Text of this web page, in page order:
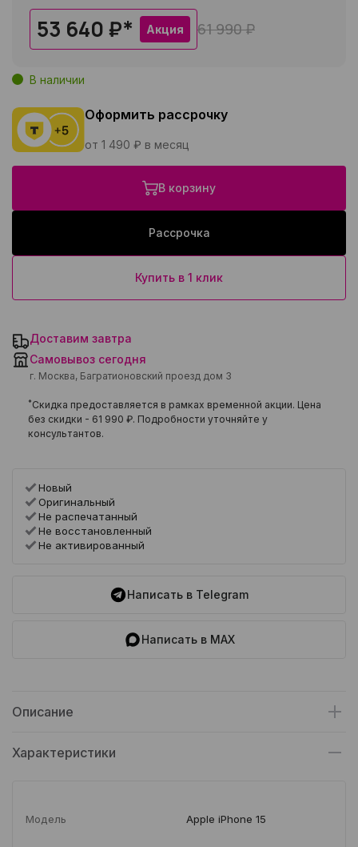
53 640 ₽* Акция 61 990 ₽
В наличии
Оформить рассрочку
от 1 490 ₽ в месяц
В корзину
Рассрочка
Купить в 1 клик
Доставим завтра
Самовывоз сегодня
г. Москва, Багратионовский проезд дом 3
*Скидка предоставляется в рамках временной акции. Цена
без скидки - 61 990 ₽. Подробности уточняйте у
консультантов.
Новый
Оригинальный
Не распечатанный
Не восстановленный
Не активированный
Написать в Telegram
Написать в MAX
Описание
Характеристики
Модель Apple iPhone 15